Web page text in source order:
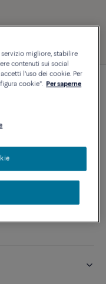
migliore, stabilire
contenuti sui social
l'uso dei cookie. Per
cookie". Per saperne